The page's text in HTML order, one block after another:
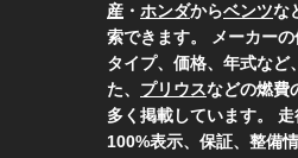
産 ・ ホンダからベンツな
索できます。 メーカーの
タイプ、価格、年式など
た、 プリウスなどの燃費
多く掲載しています。
100%表示、保証、整備